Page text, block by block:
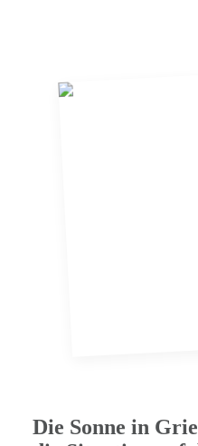
Die Sonne in